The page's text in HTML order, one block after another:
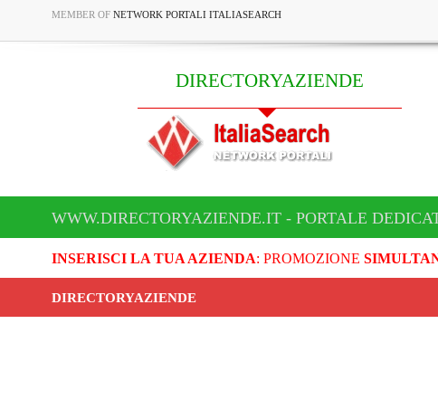
MEMBER OF NETWORK PORTALI ITALIASEARCH
DIRECTORYAZIENDE
WWW.DIRECTORYAZIENDE.IT - PORTALE
INSERISCI LA TUA AZIENDA: PROMOZIONE
DIRECTORYAZIENDE